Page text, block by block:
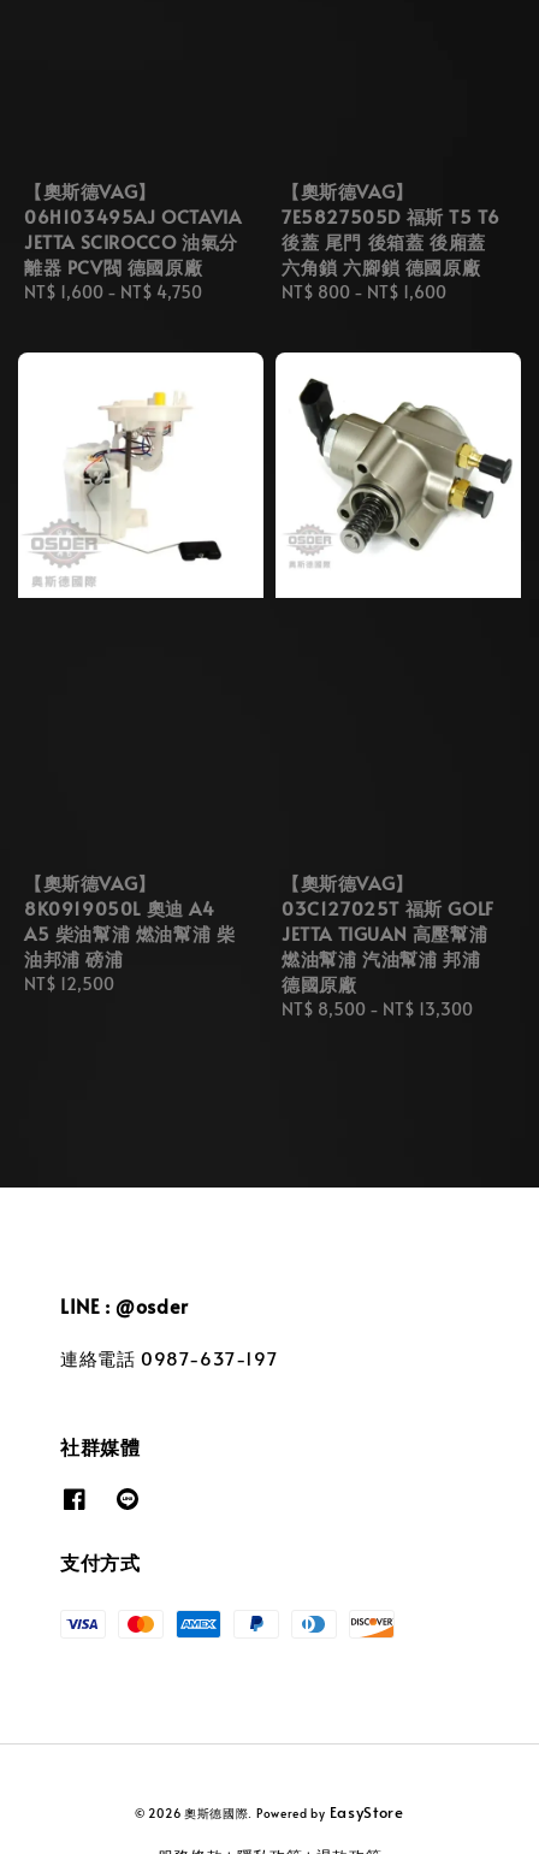
【奧斯德VAG】
06H103495AJ OCTAVIA
JETTA SCIROCCO 油氣分
離器 PCV閥 德國原廠
Regular
NT$ 1,600 - NT$ 4,750
【奧斯德VAG】
7E5827505D 福斯 T5 T6
後蓋 尾門 後箱蓋 後廂蓋
六角鎖 六腳鎖 德國原廠
Regular
NT$ 800 - NT$ 1,600
【奧斯德VAG】
8K0919050L 奧迪 A4
A5 柴油幫浦 燃油幫浦 柴
油邦浦 磅浦
Regular
NT$ 12,500
【奧斯德VAG】
03C127025T 福斯 GOLF
JETTA TIGUAN 高壓幫浦
燃油幫浦 汽油幫浦 邦浦
德國原廠
Regular
NT$ 8,500 - NT$ 13,300
LINE : @osder
連絡電話 0987-637-197
社群媒體
支付方式
© 2026 奧斯德國際. Powered by EasyStore